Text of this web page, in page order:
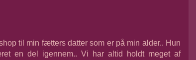
til min fætters datter som er på min alder.. Hun
en del igennem.. Vi har altid holdt meget af